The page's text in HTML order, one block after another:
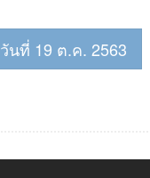
นที่ 19 ต.ค. 2563